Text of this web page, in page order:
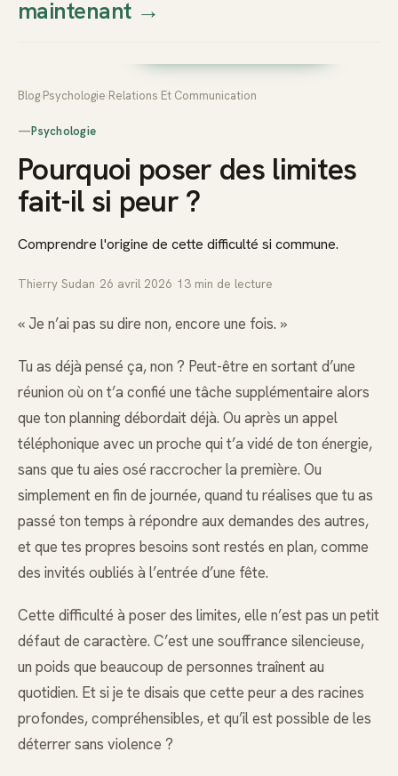
Thierry
Prendre rendez-vous dès
maintenant→
Blog Psychologie Relations Et Communication
—Psychologie
Pourquoi poser des limites
fait-il si peur ?
Comprendre l'origine de cette difficulté si commune.
Thierry Sudan 26 avril 2026 13 min de lecture
« Je n’ai pas su dire non, encore une fois. »
Tu as déjà pensé ça, non ? Peut-être en sortant d’une
réunion où on t’a confié une tâche supplémentaire alors
que ton planning débordait déjà. Ou après un appel
téléphonique avec un proche qui t’a vidé de ton énergie,
sans que tu aies osé raccrocher la première. Ou
simplement en fin de journée, quand tu réalises que tu as
passé ton temps à répondre aux demandes des autres,
et que tes propres besoins sont restés en plan, comme
des invités oubliés à l’entrée d’une fête.
Cette difficulté à poser des limites, elle n’est pas un petit
défaut de caractère. C’est une souffrance silencieuse,
un poids que beaucoup de personnes traînent au
quotidien. Et si je te disais que cette peur a des racines
profondes, compréhensibles, et qu’il est possible de les
déterrer sans violence ?